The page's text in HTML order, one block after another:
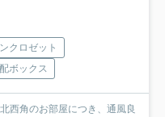
クロゼット
ボックス
西角のお部屋につき、通風良